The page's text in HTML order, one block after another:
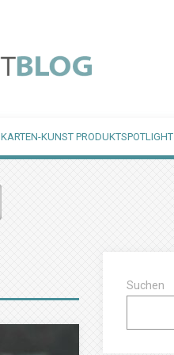
KARTEN-KUNST PRODUKTSPOTLIGHT
Suchen